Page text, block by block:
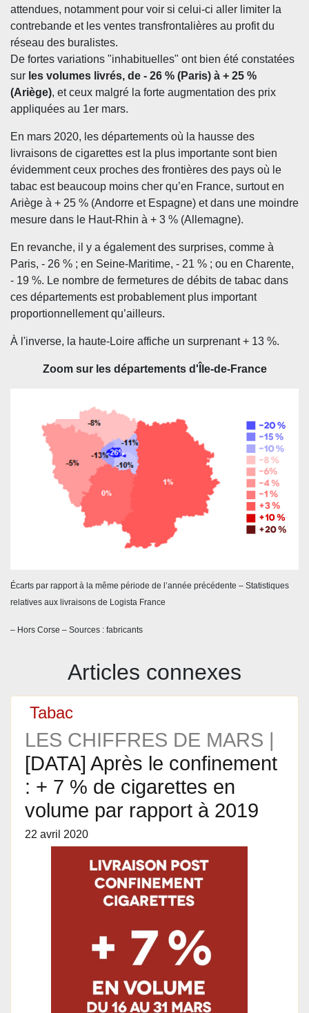
attendues, notamment pour voir si celui-ci aller limiter la
contrebande et les ventes transfrontalières au profit du
réseau des buralistes.
De fortes variations "inhabituelles" ont bien été constatées
sur les volumes livrés, de - 26 % (Paris) à + 25 %
(Ariège), et ceux malgré la forte augmentation des prix
appliquées au 1er mars.
En mars 2020, les départements où la hausse des
livraisons de cigarettes est la plus importante sont bien
évidemment ceux proches des frontières des pays où le
tabac est beaucoup moins cher qu’en France, surtout en
Ariège à + 25 % (Andorre et Espagne) et dans une moindre
mesure dans le Haut-Rhin à + 3 % (Allemagne).
En revanche, il y a également des surprises, comme à
Paris, - 26 % ; en Seine-Maritime, - 21 % ; ou en Charente,
- 19 %. Le nombre de fermetures de débits de tabac dans
ces départements est probablement plus important
proportionnellement qu’ailleurs.
À l'inverse, la haute-Loire affiche un surprenant + 13 %.
Zoom sur les départements d'Île-de-France
Écarts par rapport à la même période de l’année précédente – Statistiques
relatives aux livraisons de Logista France
– Hors Corse – Sources : fabricants
Articles connexes
Tabac
LES CHIFFRES DE MARS |
[DATA] Après le confinement
: + 7 % de cigarettes en
volume par rapport à 2019
22 avril 2020